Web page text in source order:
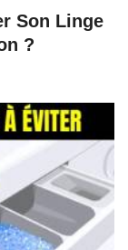
Son Linge
?